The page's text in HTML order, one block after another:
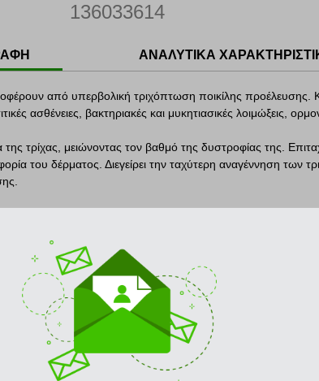
136033614
ΑΝΑΛΥΤΙΚΑ
από υπερβολική τριχόπτωση ποικίλης προέλευσης.
ασθένειες, βακτηριακές και μυκητιασικές λοιμώξεις,
τρίχας, μειώνοντας τον βαθμό της δυστροφίας της.
του δέρματος. Διεγείρει την ταχύτερη αναγέννηση των
στην παραγωγή και ανάπτυξη προϊόντων
των κατοικίδιων. Η εταιρεία συνεργάζεται με κτηνιάτρους
καλύπτουν τις διατροφικές ανάγκες των σκύλων και των
τομείς, όπως η πέψη, το ανοσοποιητικό σύστημα, η
ΣΧΕΤΙΚΑ ΠΡΟΪΟΝΤΑ